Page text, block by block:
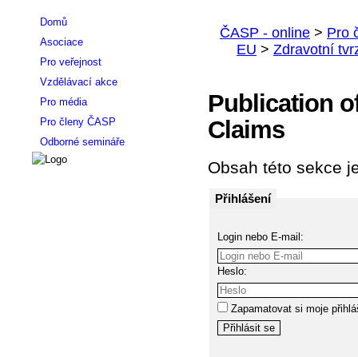
Publication
Claims
Obsah této sekce
Přihlášení
Login nebo E-mail:
Heslo:
Zapamatovat si moje
Domů
Asociace
Pro veřejnost
Vzdělávací akce
Pro média
Pro členy ČASP
Odborné semináře